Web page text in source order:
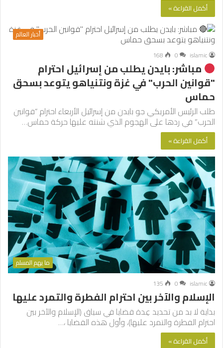
أكمل القراءة »
أخبار العالم
islamic
0
168
مباشر: بايدن يطلب من إسرائيل احترام
"قوانين الحرب" في غزة ونتنياهو يتوعد بسحق
حماس
طلب الرئيس الأمريكي جو بايدن من إسرائيل الأربعاء احترام “قوانين
الحرب” في ردها على الهجوم الذي شنته عليها حركة حماس…
أكمل القراءة »
ما يهم المسلم
islamic
0
135
الإسلام والآخر بين احترام الفطرة والتمرد عليها
بداية لا بد من تحديد عِدة قضايا في سياق (الإسلام والآخر بين
احترام الفطرة والتمرد عليها)، وأول هذه القضايا ،…
أكمل القراءة »